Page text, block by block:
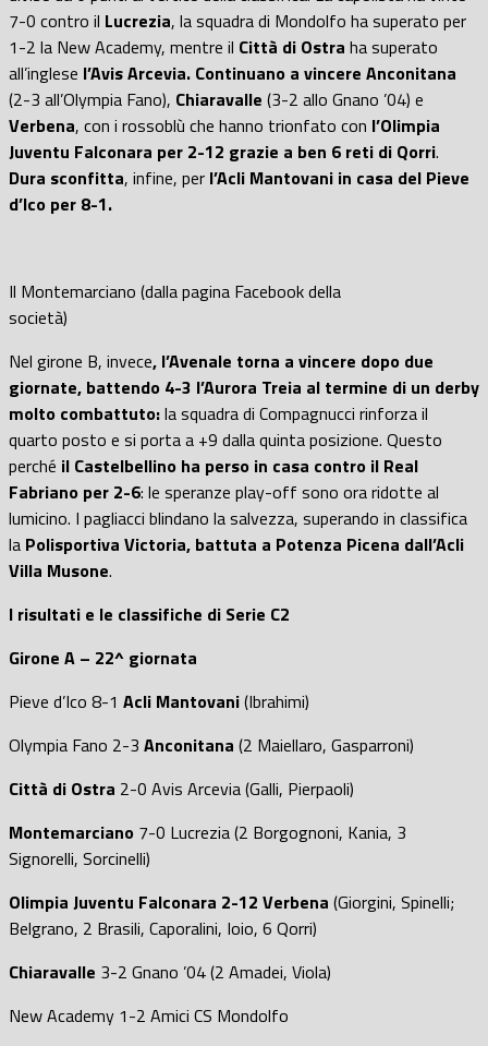
7-0 contro il Lucrezia, la squadra di Mondolfo ha superato per
1-2 la New Academy, mentre il Città di Ostra ha superato
all’inglese l’Avis Arcevia. Continuano a vincere Anconitana
(2-3 all’Olympia Fano), Chiaravalle (3-2 allo Gnano ’04) e
Verbena, con i rossoblù che hanno trionfato con l’Olimpia
Juventu Falconara per 2-12 grazie a ben 6 reti di Qorri.
Dura sconfitta, infine, per l’Acli Mantovani in casa del Pieve
d’Ico per 8-1.
Il Montemarciano (dalla pagina Facebook della
società)
Nel girone B, invece, l’Avenale torna a vincere dopo due
giornate, battendo 4-3 l’Aurora Treia al termine di un derby
molto combattuto:la squadra di Compagnucci rinforza il
quarto posto e si porta a +9 dalla quinta posizione. Questo
perché il Castelbellino ha perso in casa contro il Real
Fabriano per 2-6: le speranze play-off sono ora ridotte al
lumicino. I pagliacci blindano la salvezza, superando in classifica
la Polisportiva Victoria, battuta a Potenza Picena dall’Acli
Villa Musone.
I risultati e le classifiche di Serie C2
Girone A – 22^ giornata
Pieve d’Ico 8-1 Acli Mantovani(Ibrahimi)
Olympia Fano 2-3 Anconitana (2 Maiellaro, Gasparroni)
Città di Ostra 2-0 Avis Arcevia (Galli, Pierpaoli)
Montemarciano 7-0 Lucrezia (2 Borgognoni, Kania, 3
Signorelli, Sorcinelli)
Olimpia Juventu Falconara 2-12 Verbena (Giorgini, Spinelli;
Belgrano, 2 Brasili, Caporalini, Ioio, 6 Qorri)
Chiaravalle 3-2 Gnano ’04 (2 Amadei, Viola)
New Academy 1-2 Amici CS Mondolfo